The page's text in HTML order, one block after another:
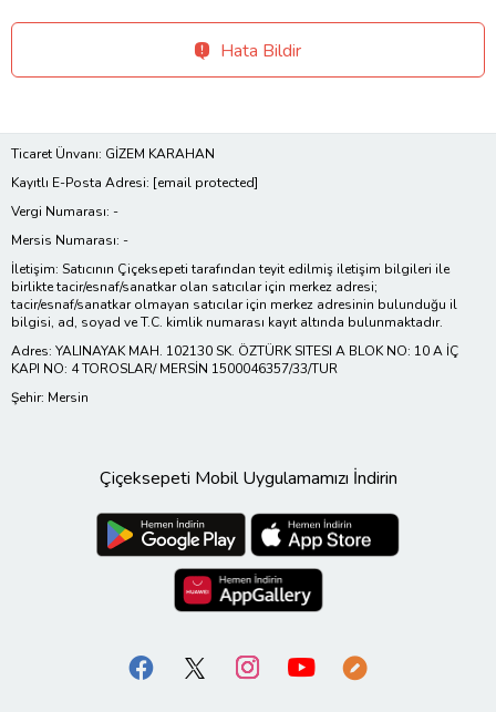
Hata Bildir
Ticaret Ünvanı: GİZEM KARAHAN
Kayıtlı E-Posta Adresi: [email protected]
Vergi Numarası: -
Mersis Numarası: -
İletişim: Satıcının Çiçeksepeti tarafından teyit edilmiş iletişim bilgileri ile
birlikte tacir/esnaf/sanatkar olan satıcılar için merkez adresi;
tacir/esnaf/sanatkar olmayan satıcılar için merkez adresinin bulunduğu il
bilgisi, ad, soyad ve T.C. kimlik numarası kayıt altında bulunmaktadır.
Adres: YALINAYAK MAH. 102130 SK. ÖZTÜRK SITESI A BLOK NO: 10 A İÇ
KAPI NO: 4 TOROSLAR/ MERSİN 1500046357/33/TUR
Şehir: Mersin
Çiçeksepeti Mobil Uygulamamızı İndirin